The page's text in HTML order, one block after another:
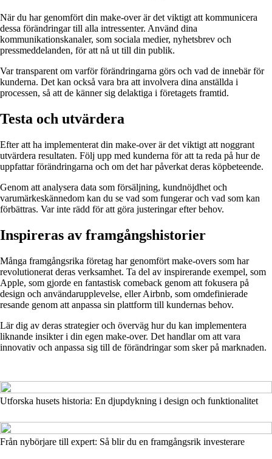
När du har genomfört din make-over är det viktigt att kommunicera
dessa förändringar till alla intressenter. Använd dina
kommunikationskanaler, som sociala medier, nyhetsbrev och
pressmeddelanden, för att nå ut till din publik.
Var transparent om varför förändringarna görs och vad de innebär för
kunderna. Det kan också vara bra att involvera dina anställda i
processen, så att de känner sig delaktiga i företagets framtid.
Testa och utvärdera
Efter att ha implementerat din make-over är det viktigt att noggrant
utvärdera resultaten. Följ upp med kunderna för att ta reda på hur de
uppfattar förändringarna och om det har påverkat deras köpbeteende.
Genom att analysera data som försäljning, kundnöjdhet och
varumärkeskännedom kan du se vad som fungerar och vad som kan
förbättras. Var inte rädd för att göra justeringar efter behov.
Inspireras av framgångshistorier
Många framgångsrika företag har genomfört make-overs som har
revolutionerat deras verksamhet. Ta del av inspirerande exempel, som
Apple, som gjorde en fantastisk comeback genom att fokusera på
design och användarupplevelse, eller Airbnb, som omdefinierade
resande genom att anpassa sin plattform till kundernas behov.
Lär dig av deras strategier och överväg hur du kan implementera
liknande insikter i din egen make-over. Det handlar om att vara
innovativ och anpassa sig till de förändringar som sker på marknaden.
Utforska husets historia: En djupdykning i design och funktionalitet
Från nybörjare till expert: Så blir du en framgångsrik investerare